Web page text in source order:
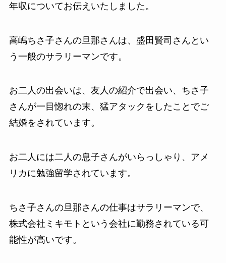
年収についてお伝えいたしました。
高嶋ちさ子さんの旦那さんは、盛田賢司さんとい
う一般のサラリーマンです。
お二人の出会いは、友人の紹介で出会い、ちさ子
さんが一目惚れの末、猛アタックをしたことでご
結婚をされています。
お二人には二人の息子さんがいらっしゃり、アメ
リカに勉強留学されています。
ちさ子さんの旦那さんの仕事はサラリーマンで、
株式会社ミキモトという会社に勤務されている可
能性が高いです。